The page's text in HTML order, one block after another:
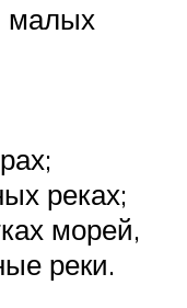
малых
реках;
морей,
реки.